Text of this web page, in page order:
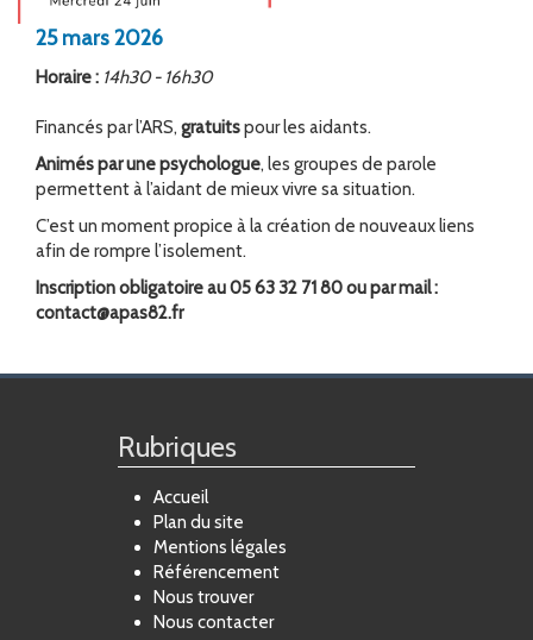
25mars2026
Horaire : 14h30 - 16h30
Financés par l’ARS, gratuitspour les aidants.
Animés par une psychologue, les groupes de parole
permettent à l’aidant de mieux vivre sa situation.
C’est un moment propice à la création de nouveaux liens
afin de rompre l’isolement.
Inscription obligatoire au 05 63 32 71 80 ou par mail :
contact@apas82.fr
Rubriques
Accueil
Plan du site
Mentions légales
Référencement
Nous trouver
Nous contacter